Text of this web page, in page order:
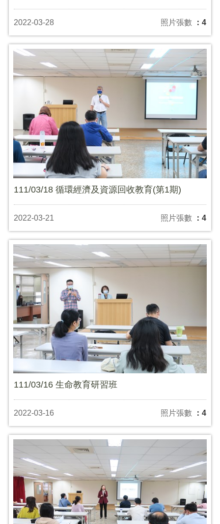
2022-03-28 照片張數 ：4
111/03/18 循環經濟及資源回收教育(第1期)
2022-03-21 照片張數 ：4
111/03/16 生命教育研習班
2022-03-16 照片張數 ：4